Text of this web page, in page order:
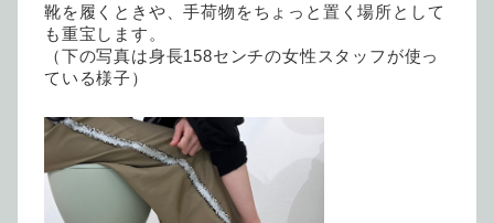
靴を履くときや、手荷物をちょっと置く場所として
も重宝します。
（下の写真は身長158センチの女性スタッフが使っ
ている様子）